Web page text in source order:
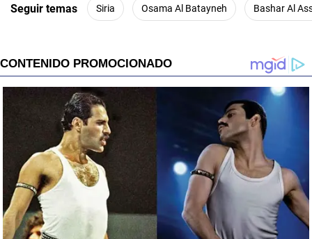
Seguir temas Siria Osama Al Batayneh Bashar Al